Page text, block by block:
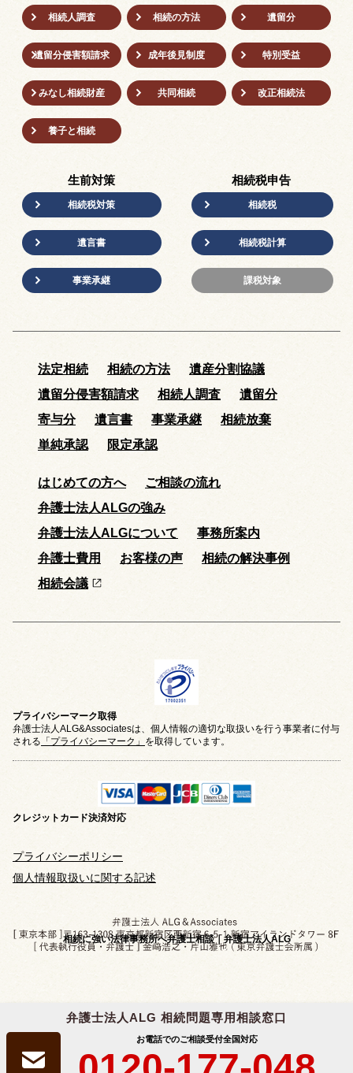
相続に強い法律事務所へ弁護士相談｜弁護士法人ALG
弁護士法人ALG 相続問題専用相談窓口
お電話でのご相談受付全国対応
相続人調査 相続の方法 遺留分
遺留分侵害額請求 成年後⾒制度 特別受益
みなし相続財産 共同相続 改正相続法
養子と相続
生前対策
相続税対策
遺言書
事業承継
相続税申告
相続税
相続税計算
課税対象
法定相続 相続の方法
遺産分割協議
遺留分侵害額請求
相続人調査
遺留分
寄与分
遺言書 事業承継
相続放棄
単純承認
限定承認
はじめての方へ
ご相談の流れ
弁護士法人ALGの強み
弁護士法人ALGについて
事務所案内
弁護士費用
お客様の声
相続の解決事例
相続会議
プライバシーマーク取得
弁護士法人ALG&Associatesは、個人情報の適切な取扱いを行う事業者に付与
される 「プライバシーマーク」 を取得しています。
クレジットカード決済対応
プライバシーポリシー
個人情報取扱いに関する記述
Copyright © 2019-2026 相続問題のご相談なら
弁護士法人ALG&Associates All Rights Reserved.